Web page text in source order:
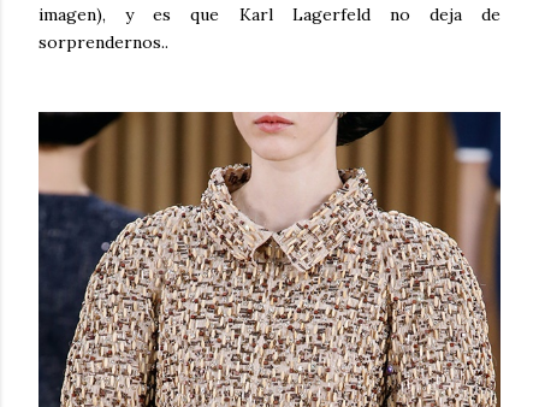
imagen), y es que Karl Lagerfeld no deja de
sorprendernos..